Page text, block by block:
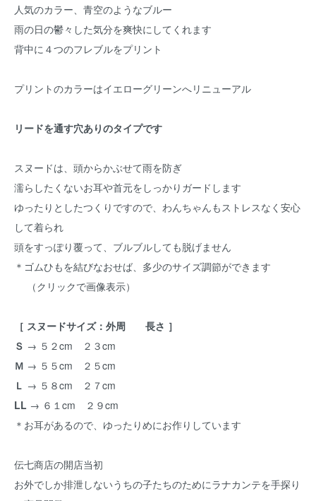
人気のカラー、青空のようなブルー
雨の日の鬱々した気分を爽快にしてくれます
背中に４つのフレブルをプリント
プリントのカラーはイエローグリーンへリニューアル
リードを通す穴ありのタイプです
スヌードは、頭からかぶせて雨を防ぎ
濡らしたくないお耳や首元をしっかりガードします
ゆったりとしたつくりですので、わんちゃんもストレスなく安心
して着られ
頭をすっぽり覆って、ブルブルしても脱げません
＊ゴムひもを結びなおせば、多少のサイズ調節ができます
（クリックで画像表示）
［ スヌードサイズ：外周 長さ ］
Ｓ → ５２cm ２３cm
Ｍ → ５５cm ２５cm
Ｌ → ５８cm ２７cm
LL → ６１cm ２９cm
＊お耳があるので、ゆったりめにお作りしています
伝七商店の開店当初
お外でしか排泄しないうちの子たちのためにラナカンテを手探り